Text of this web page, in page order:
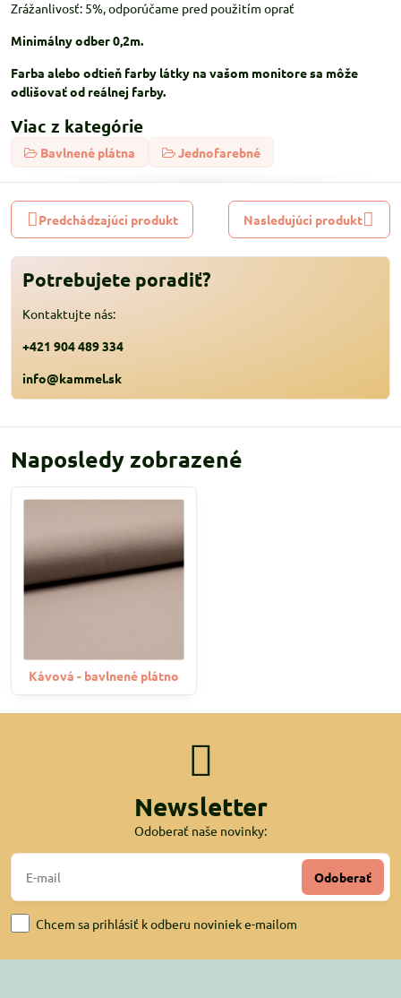
Zrážanlivosť: 5%, odporúčame pred použitím oprať
Minimálny odber 0,2m.
Farba alebo odtieň farby látky na vašom monitore sa môže
odlišovať od reálnej farby.
Viac z kategórie
Bavlnené plátna Jednofarebné
Predchádzajúci produkt Nasledujúci produkt
Potrebujete poradiť?
Kontaktujte nás:
+421 904 489 334
info@kammel.sk
Naposledy zobrazené
Kávová - bavlnené plátno
Newsletter
Odoberať naše novinky:
Odoberať
Chcem sa prihlásiť k odberu noviniek e-mailom